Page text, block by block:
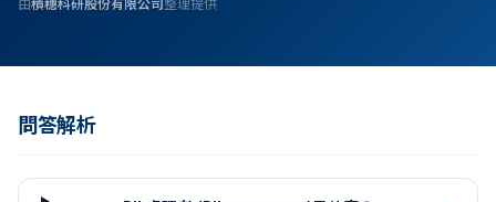
由積穗科研股份有限公司整理提供
問答解析